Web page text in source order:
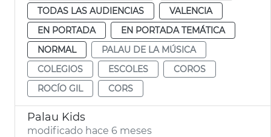
TODAS LAS AUDIENCIAS
VALENCIA
EN PORTADA
EN PORTADA TEMÁTICA
NORMAL
PALAU DE LA MÚSICA
COLEGIOS
ESCOLES
COROS
ROCÍO GIL
CORS
Palau Kids
modificado hace 6 meses